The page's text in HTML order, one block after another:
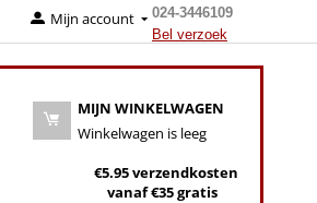
024-3446109
Bel verzoek
Mijn account
MIJN WINKELWAGEN
Winkelwagen is leeg
€5.95 verzendkosten
vanaf €35 gratis